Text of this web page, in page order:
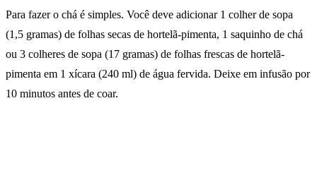
Para fazer o chá é simples. Você deve adicionar 1 colher de sopa
(1,5 gramas) de folhas secas de hortelã-pimenta, 1 saquinho de chá
ou 3 colheres de sopa (17 gramas) de folhas frescas de hortelã-
pimenta em 1 xícara (240 ml) de água fervida. Deixe em infusão por
10 minutos antes de coar.